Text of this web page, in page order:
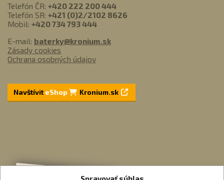
Telefón ČR: +420 222 200 444
Telefón SR: +421 (0)2/2102 8626
Mobil: +420 734 793 444
E-mail: baterky@kronium.sk
Zásady cookies
Ochrana osobných údajov
NavštíviteShop Kronium.sk